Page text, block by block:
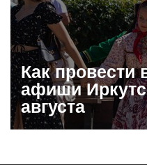
Как провести
афиши
августа